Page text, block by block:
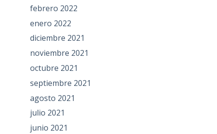
febrero 2022
enero 2022
diciembre 2021
noviembre 2021
octubre 2021
septiembre 2021
agosto 2021
julio 2021
junio 2021